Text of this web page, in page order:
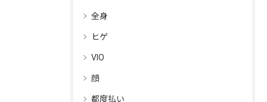
全身
ヒゲ
VIO
顔
都度払い